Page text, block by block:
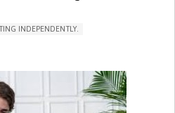
INDEPENDENTLY.
(CLOTHING, ACCESSORIES,